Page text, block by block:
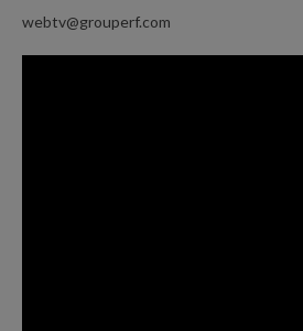
webtv@grouperf.com